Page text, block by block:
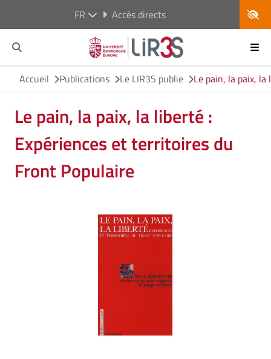
FR Accès directs
Accueil Publications Le LIR3S publie Le pain, la paix,
Le pain, la paix, la liberté :
Expériences et territoires du
Front Populaire